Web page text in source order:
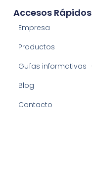
Accesos Rápidos
Empresa
Productos
Guías informativas
Blog
Contacto